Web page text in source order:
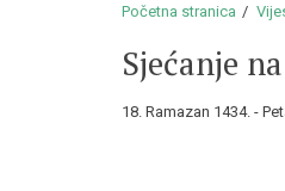
Početna stranica
Sjećanje
18. Ramazan 1434. -